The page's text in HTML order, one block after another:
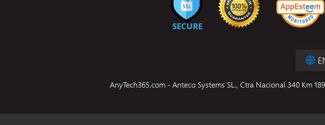
AnyTech365.com - Anteco Systems SL., Ctra Nacional 340 Km